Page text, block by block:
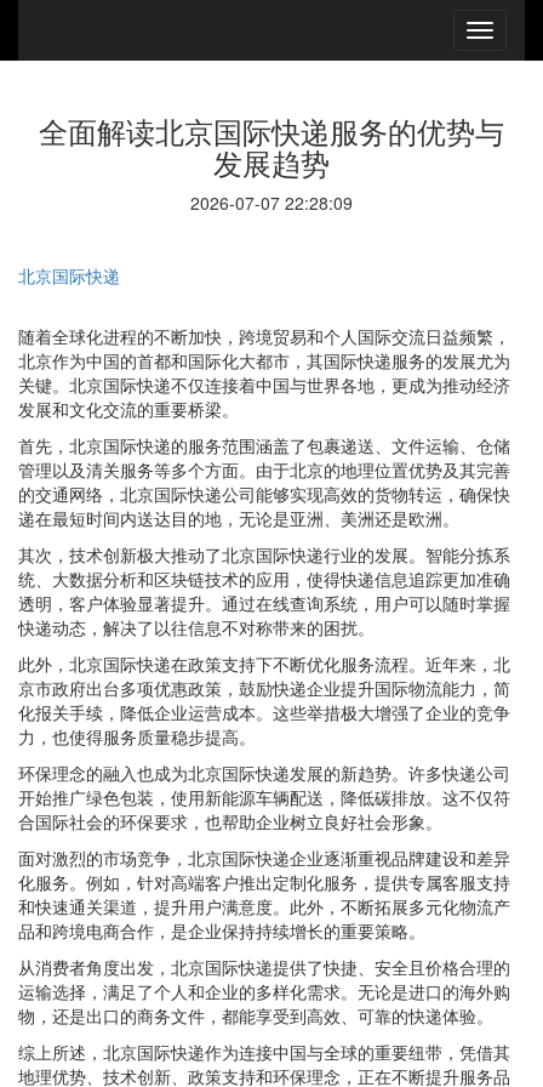
全面解读北京国际快递服务的优势与
发展趋势
2026-07-07 22:28:09
北京国际快递
随着全球化进程的不断加快，跨境贸易和个人国际交流日益频繁，
北京作为中国的首都和国际化大都市，其国际快递服务的发展尤为
关键。北京国际快递不仅连接着中国与世界各地，更成为推动经济
发展和文化交流的重要桥梁。
首先，北京国际快递的服务范围涵盖了包裹递送、文件运输、仓储
管理以及清关服务等多个方面。由于北京的地理位置优势及其完善
的交通网络，北京国际快递公司能够实现高效的货物转运，确保快
递在最短时间内送达目的地，无论是亚洲、美洲还是欧洲。
其次，技术创新极大推动了北京国际快递行业的发展。智能分拣系
统、大数据分析和区块链技术的应用，使得快递信息追踪更加准确
透明，客户体验显著提升。通过在线查询系统，用户可以随时掌握
快递动态，解决了以往信息不对称带来的困扰。
此外，北京国际快递在政策支持下不断优化服务流程。近年来，北
京市政府出台多项优惠政策，鼓励快递企业提升国际物流能力，简
化报关手续，降低企业运营成本。这些举措极大增强了企业的竞争
力，也使得服务质量稳步提高。
环保理念的融入也成为北京国际快递发展的新趋势。许多快递公司
开始推广绿色包装，使用新能源车辆配送，降低碳排放。这不仅符
合国际社会的环保要求，也帮助企业树立良好社会形象。
面对激烈的市场竞争，北京国际快递企业逐渐重视品牌建设和差异
化服务。例如，针对高端客户推出定制化服务，提供专属客服支持
和快速通关渠道，提升用户满意度。此外，不断拓展多元化物流产
品和跨境电商合作，是企业保持持续增长的重要策略。
从消费者角度出发，北京国际快递提供了快捷、安全且价格合理的
运输选择，满足了个人和企业的多样化需求。无论是进口的海外购
物，还是出口的商务文件，都能享受到高效、可靠的快递体验。
综上所述，北京国际快递作为连接中国与全球的重要纽带，凭借其
地理优势、技术创新、政策支持和环保理念，正在不断提升服务品